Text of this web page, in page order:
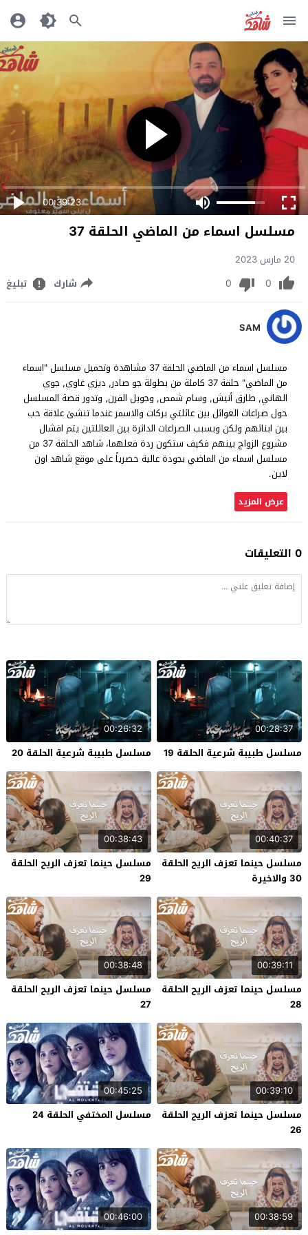
00:39:23
مسلسل اسماء من الماضي الحلقة 37
20 مارس 2023
0
0 شارك تبليغ
SAM
مسلسل اسماء من الماضي الحلقة 37 مشاهدة وتحميل مسلسل "اسماء
من الماضي" حلقة 37 كاملة من بطولة جو صادر, ديزي غاوي, جوي
الهاني, طارق أنيش, وسام شمص, وجويل الفرن, وتدور قصة المسلسل
حول صراعات العوائل بين عائلتي بركات والاسمر عندما تنشئ علاقة حب
بين ابنائهم ولكن وبسبب الصراعات الدائرة بين العائلتين يتم افشال
مشروع الزواج بينهم فكيف ستكون ردة فعلهما، شاهد الحلقة 37 من
مسلسل اسماء من الماضي بجودة عالية حصرياً على موقع شاهد اون
لاين.
عرض المزيد
0 التعليقات
00:28:37
مسلسل طبيبة شرعية الحلقة 19
00:26:32
مسلسل طبيبة شرعية الحلقة 20
00:40:37
مسلسل حينما تعزف الريح الحلقة
30 والاخيرة
00:38:43
مسلسل حينما تعزف الريح الحلقة
29
00:39:11
مسلسل حينما تعزف الريح الحلقة
28
00:38:48
مسلسل حينما تعزف الريح الحلقة
27
00:39:10
مسلسل حينما تعزف الريح الحلقة
26
00:45:25
مسلسل المختفي الحلقة 24
00:38:59
00:46:00